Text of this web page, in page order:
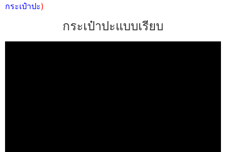
กระเป๋าปะ)
กระเป๋าปะแบบเรียบ